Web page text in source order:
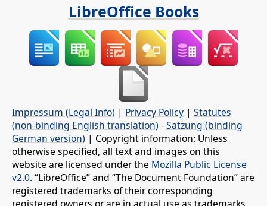
LibreOffice Books
Impressum (Legal Info) | Privacy Policy | Statutes
(non-binding English translation) -Satzung (binding
German version) | Copyright information: Unless
otherwise specified, all text and images on this
website are licensed under the Mozilla Public License
v2.0. “LibreOffice” and “The Document Foundation” are
registered trademarks of their corresponding